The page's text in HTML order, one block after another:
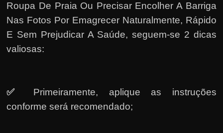
Roupa De Praia Ou Precisar Encolher A Barriga
Nas Fotos Por Emagrecer Naturalmente, Rápido
E Sem Prejudicar A Saúde, seguem-se 2 dicas
valiosas:
✅ Primeiramente, aplique as instruções
conforme será recomendado;